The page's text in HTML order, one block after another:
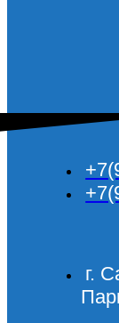
г.